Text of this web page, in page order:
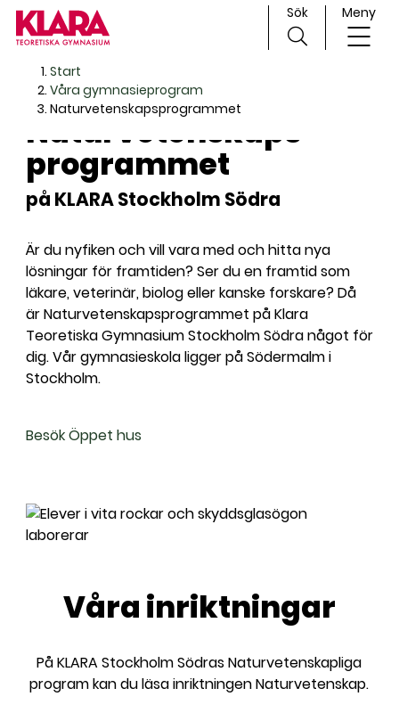
Huvudnavigation
Sök Meny
Start
Våra gymnasieprogram
Naturvetenskaps­programmet
Naturvetenskaps­­
programmet
på KLARA Stockholm Södra
Är du nyfiken och vill vara med och hitta nya
lösningar för framtiden? Ser du en framtid som
läkare, veterinär, biolog eller kanske forskare? Då
är Naturvetenskapsprogrammet på Klara
Teoretiska Gymnasium Stockholm Södra något för
dig. Vår gymnasieskola ligger på Södermalm i
Stockholm.
Besök Öppet hus
Våra inriktningar
PåKLARA Stockholm SödrasNaturvetenskapliga
program kan du läsa inriktningen Naturvetenskap.